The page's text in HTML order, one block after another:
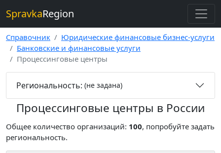
SpravkaRegion
Справочник
Юридические финансовые бизнес-услуги
Банковские и финансовые услуги
Процессинговые центры
Региональность: (не задана)
Процессинговые центры в России
Общее количество организаций: 100, попробуйте задать
региональность.